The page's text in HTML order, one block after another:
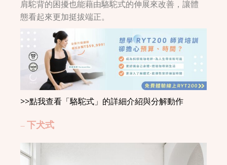
肩駝背的困擾也能藉由駱駝式的伸展來改善，讓體
態看起來更加挺拔端正。
>>點我查看「駱駝式」的詳細介紹與分解動作
– 下犬式